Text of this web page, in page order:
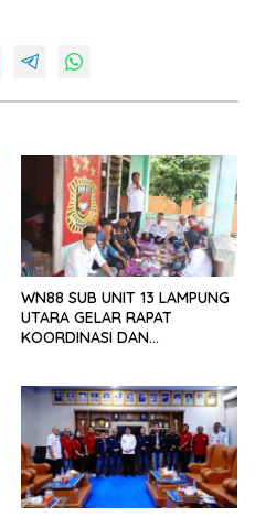
WN88 SUB UNIT 13 LAMPUNG
UTARA GELAR RAPAT
KOORDINASI DAN